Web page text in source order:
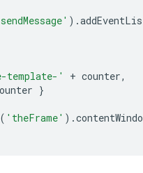
).
template-' + counter,
}
( 'theFrame' ).